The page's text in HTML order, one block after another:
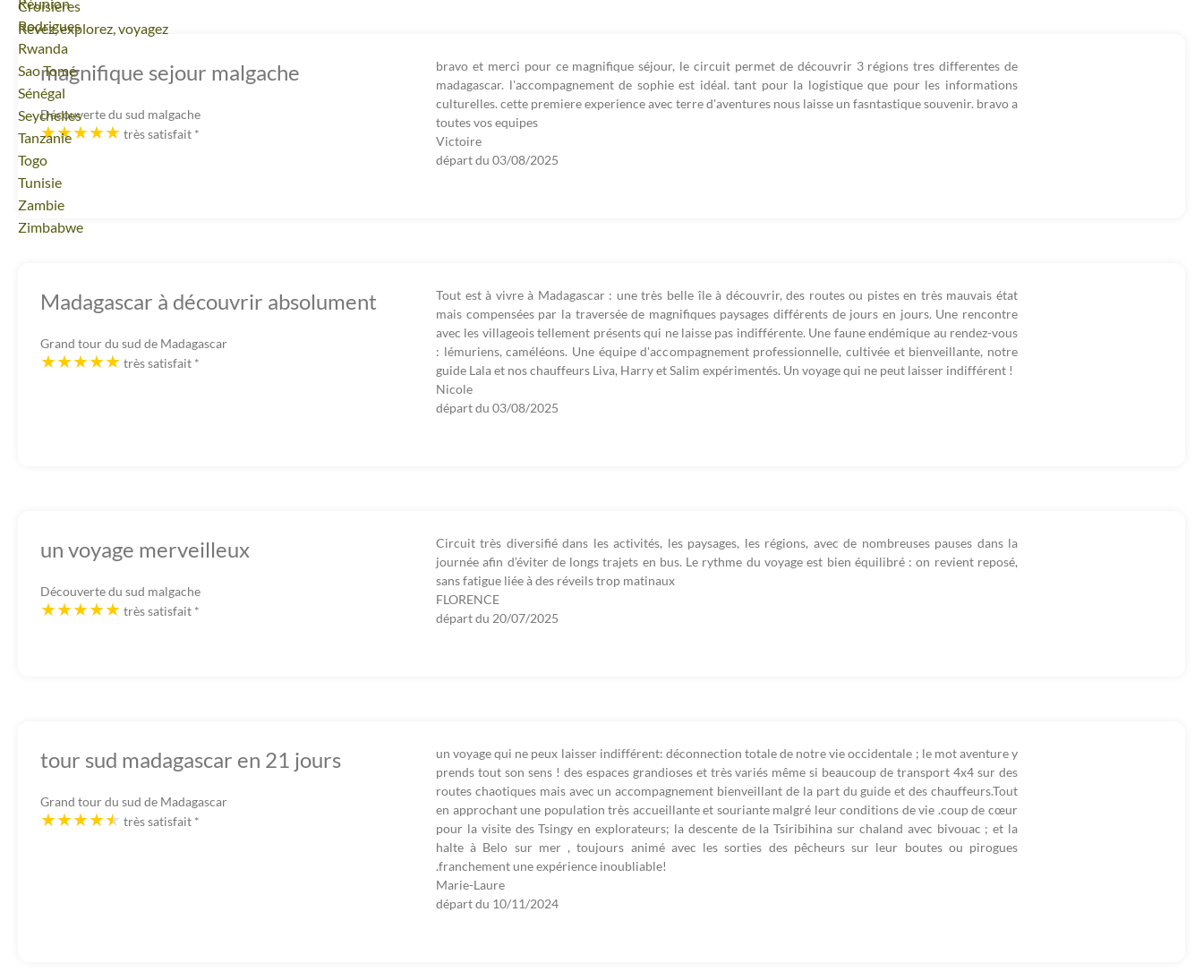
Voyage
Réunion
Voyage
Rodrigues
Voyage
Rwanda
Voyage
Sao Tomé
Voyage
Sénégal
Voyage
Seychelles
Voyage
Tanzanie
Voyage
Togo
Voyage
Tunisie
Voyage
Zambie
Voyage
Zimbabwe
Croisières
Rêvez, explorez, voyagez
magnifique sejour malgache
Découverte du sud malgache
très satisfait *
bravo et merci pour ce magnifique séjour, le circuit permet de découvrir 3 régions tres differentes de
madagascar. l'accompagnement de sophie est idéal. tant pour la logistique que pour les informations
culturelles. cette premiere experience avec terre d'aventures nous laisse un fasntastique souvenir. bravo a
toutes vos equipes
Victoire
départ du 03/08/2025
Madagascar à découvrir absolument
Grand tour du sud de Madagascar
très satisfait *
Tout est à vivre à Madagascar : une très belle île à découvrir, des routes ou pistes en très mauvais état
mais compensées par la traversée de magnifiques paysages différents de jours en jours. Une rencontre
avec les villageois tellement présents qui ne laisse pas indifférente. Une faune endémique au rendez-vous
: lémuriens, caméléons. Une équipe d'accompagnement professionnelle, cultivée et bienveillante, notre
guide Lala et nos chauffeurs Liva, Harry et Salim expérimentés. Un voyage qui ne peut laisser indifférent !
Nicole
départ du 03/08/2025
un voyage merveilleux
Découverte du sud malgache
très satisfait *
Circuit très diversifié dans les activités, les paysages, les régions, avec de nombreuses pauses dans la
journée afin d’éviter de longs trajets en bus. Le rythme du voyage est bien équilibré : on revient reposé,
sans fatigue liée à des réveils trop matinaux
FLORENCE
départ du 20/07/2025
tour sud madagascar en 21 jours
Grand tour du sud de Madagascar
très satisfait *
un voyage qui ne peux laisser indifférent: déconnection totale de notre vie occidentale ; le mot aventure y
prends tout son sens ! des espaces grandioses et très variés même si beaucoup de transport 4x4 sur des
routes chaotiques mais avec un accompagnement bienveillant de la part du guide et des chauffeurs.Tout
en approchant une population très accueillante et souriante malgré leur conditions de vie .coup de cœur
pour la visite des Tsingy en explorateurs; la descente de la Tsiribihina sur chaland avec bivouac ; et la
halte à Belo sur mer , toujours animé avec les sorties des pêcheurs sur leur boutes ou pirogues
.franchement une expérience inoubliable!
Marie-Laure
départ du 10/11/2024